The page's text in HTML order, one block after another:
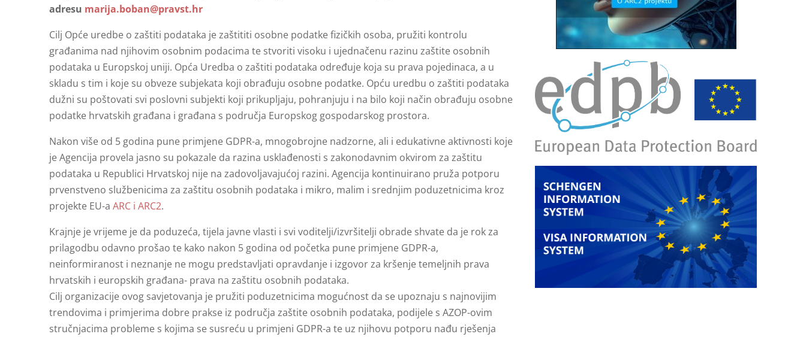
adresu marija.boban@pravst.hr
Cilj Opće uredbe o zaštiti podataka je zaštititi osobne podatke fizičkih osoba, pružiti kontrolu
građanima nad njihovim osobnim podacima te stvoriti visoku i ujednačenu razinu zaštite osobnih
podataka u Europskoj uniji. Opća Uredba o zaštiti podataka određuje koja su prava pojedinaca, a u
skladu s tim i koje su obveze subjekata koji obrađuju osobne podatke. Opću uredbu o zaštiti podataka
dužni su poštovati svi poslovni subjekti koji prikupljaju, pohranjuju i na bilo koji način obrađuju osobne
podatke hrvatskih građana i građana s područja Europskog gospodarskog prostora.
Nakon više od 5 godina pune primjene GDPR-a, mnogobrojne nadzorne, ali i edukativne aktivnosti koje
je Agencija provela jasno su pokazale da razina usklađenosti s zakonodavnim okvirom za zaštitu
podataka u Republici Hrvatskoj nije na zadovoljavajućoj razini. Agencija kontinuirano pruža potporu
prvenstveno službenicima za zaštitu osobnih podataka i mikro, malim i srednjim poduzetnicima kroz
projekte EU-a ARC i ARC2.
Krajnje je vrijeme je da poduzeća, tijela javne vlasti i svi voditelji/izvršitelji obrade shvate da je rok za
prilagodbu odavno prošao te kako nakon 5 godina od početka pune primjene GDPR-a,
neinformiranost i neznanje ne mogu predstavljati opravdanje i izgovor za kršenje temeljnih prava
hrvatskih i europskih građana- prava na zaštitu osobnih podataka.
Cilj organizacije ovog savjetovanja je pružiti poduzetnicima mogućnost da se upoznaju s najnovijim
trendovima i primjerima dobre prakse iz područja zaštite osobnih podataka, podijele s AZOP-ovim
stručnjacima probleme s kojima se susreću u primjeni GDPR-a te uz njihovu potporu nađu rješenja